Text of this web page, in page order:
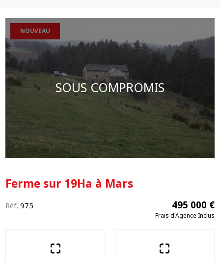
NOUVEAU
SOUS COMPROMIS
Ferme sur 19Ha à Mars
Réf.975 495 000 €
Frais d'Agence Inclus